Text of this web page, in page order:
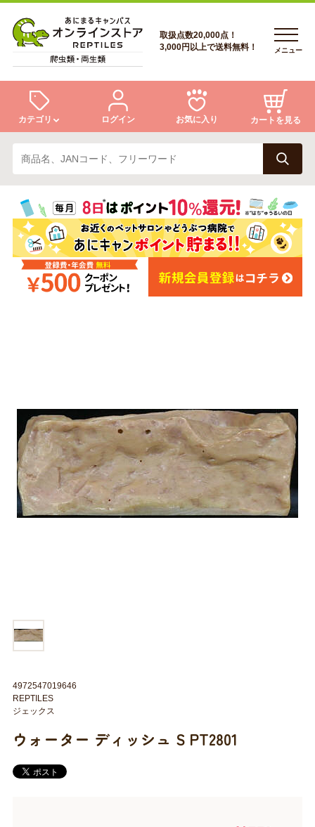
会員登録
あにまるキャンパスについて
アフターサービス
取扱点数20,000点！
3,000円以上で送料無料！
メニュー
カテゴリ
トカゲ ヘビ
カメ 両生類
ログイン お気に入り カートを見る
あにまるキャンパスについて
アフターサービス
商品リクエスト
ウォーター ディッシュ S PT2801
4972547019646
REPTILES
ジェックス